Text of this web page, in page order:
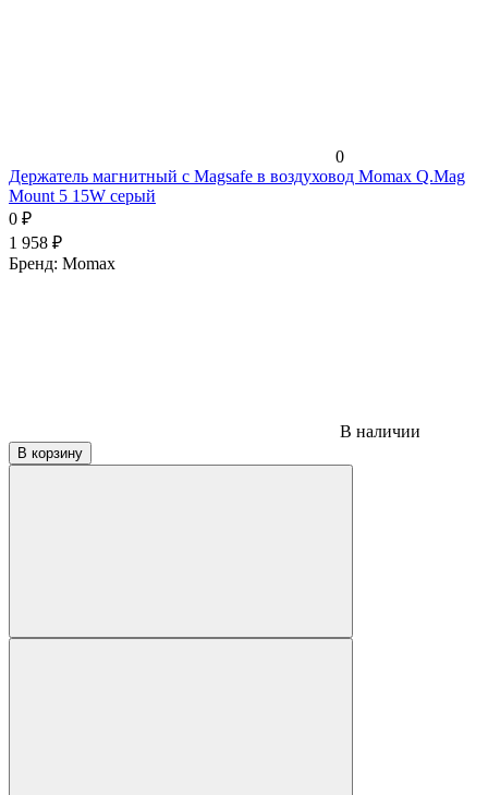
0
Держатель магнитный c Magsafe в воздуховод Momax Q.Mag
Mount 5 15W серый
0 ₽
1 958 ₽
Бренд: Momax
В наличии
В корзину